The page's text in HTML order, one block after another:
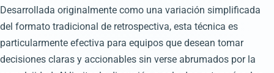
Desarrollada originalmente como una variación simplificada
del formato tradicional de retrospectiva, esta técnica es
particularmente efectiva para equipos que desean tomar
decisiones claras y accionables sin verse abrumados por la